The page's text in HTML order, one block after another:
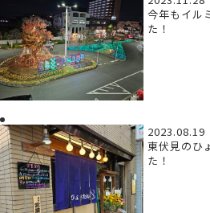
今年もイル
た！
2023.08.19
東伏見のひ
た！